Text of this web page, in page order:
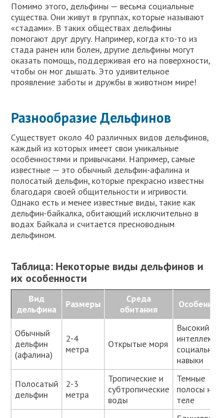
Помимо этого, дельфины — весьма социальные
существа. Они живут в группах, которые называют
«стадами». В таких обществах дельфины
помогают друг другу. Например, когда кто-то из
стада ранен или болен, другие дельфины могут
оказать помощь, поддерживая его на поверхности,
чтобы он мог дышать. Это удивительное
проявление заботы и дружбы в животном мире!
Разнообразие Дельфинов
Существует около 40 различных видов дельфинов,
каждый из которых имеет свои уникальные
особенностями и привычками. Например, самые
известные — это обычный дельфин-афалина и
полосатый дельфин, которые прекрасно известны
благодаря своей общительности и игривости.
Однако есть и менее известные виды, такие как
дельфин-байкалка, обитающий исключительно в
водах Байкала и считается пресноводным
дельфином.
Таблица: Некоторые виды дельфинов и
их особенности
Вид
дельфина
Размеры
Среда
обитания
Обычный
дельфин
(афалина)
2-4
метра
Открытые моря
Высокий
интеллект
навыки
Полосатый
дельфин
2-3
метра
Тропические и
субтропические
воды
Темные
полосы на
теле